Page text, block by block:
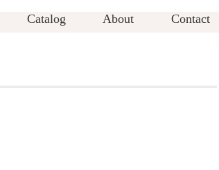
Catalog About Contact